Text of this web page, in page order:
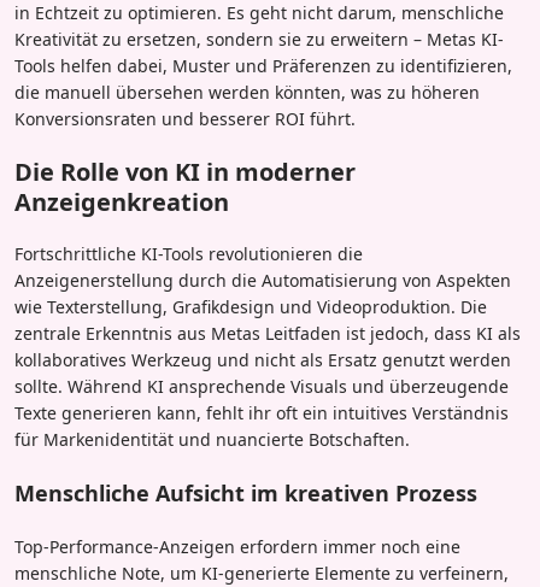
in Echtzeit zu optimieren. Es geht nicht darum, menschliche
Kreativität zu ersetzen, sondern sie zu erweitern – Metas KI-
Tools helfen dabei, Muster und Präferenzen zu identifizieren,
die manuell übersehen werden könnten, was zu höheren
Konversionsraten und besserer ROI führt.
Die Rolle von KI in moderner
Anzeigenkreation
Fortschrittliche KI-Tools revolutionieren die
Anzeigenerstellung durch die Automatisierung von Aspekten
wie Texterstellung, Grafikdesign und Videoproduktion. Die
zentrale Erkenntnis aus Metas Leitfaden ist jedoch, dass KI als
kollaboratives Werkzeug und nicht als Ersatz genutzt werden
sollte. Während KI ansprechende Visuals und überzeugende
Texte generieren kann, fehlt ihr oft ein intuitives Verständnis
für Markenidentität und nuancierte Botschaften.
Menschliche Aufsicht im kreativen Prozess
Top-Performance-Anzeigen erfordern immer noch eine
menschliche Note, um KI-generierte Elemente zu verfeinern,